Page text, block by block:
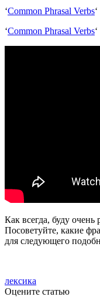
‘Common Phrasal Verbs‘
‘Common Phrasal Verbs‘
Как всегда, буду
Посоветуйте, какие
для следующего
лексика
Оцените статью